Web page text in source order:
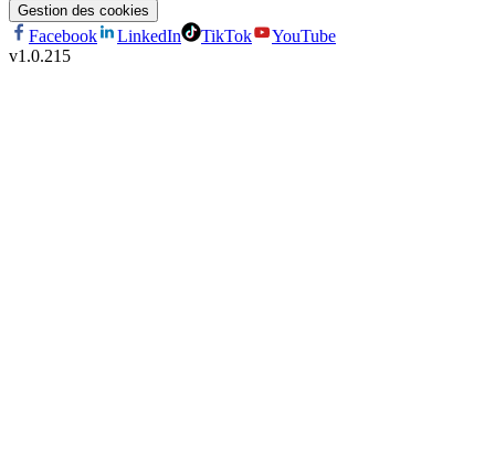
Gestion des cookies
Facebook LinkedIn TikTok
YouTube
v1.0.215